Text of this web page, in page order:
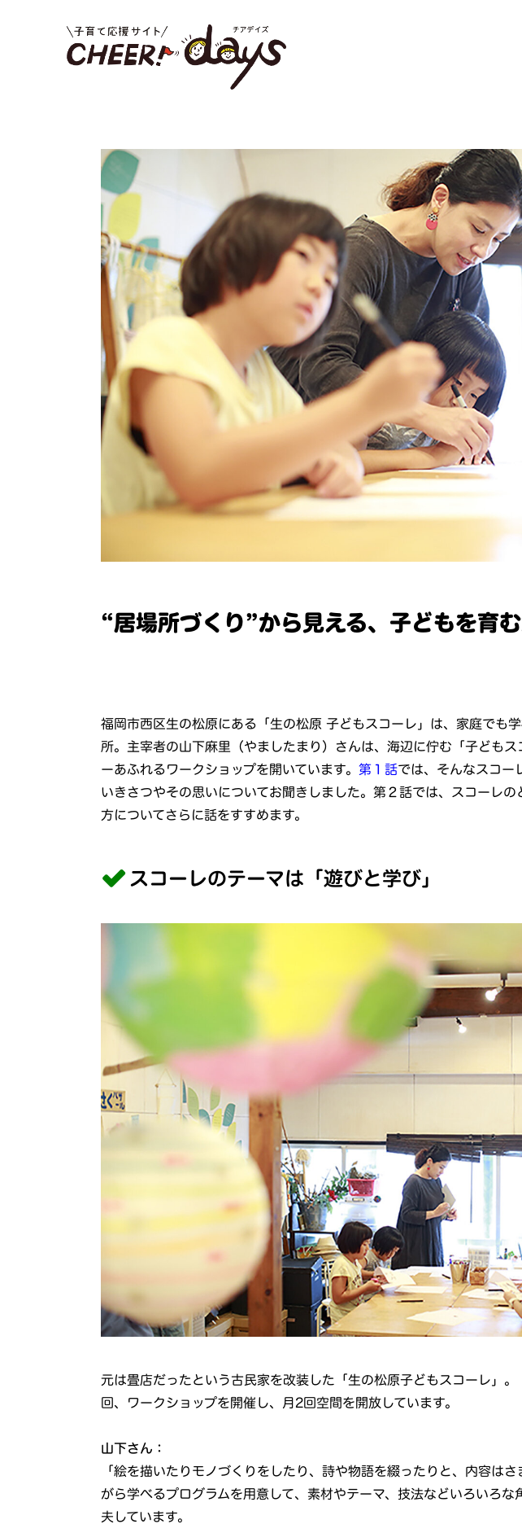
“居場所づくり”から見える、子どもを育
福岡市西区生の松原にある「生の松原 子どもスコーレ」は、家庭でも
所。主宰者の山下麻里（やましたまり）さんは、海辺に佇む「子どもス
ーあふれるワークショップを開いています。第１話では、そんなスコー
いきさつやその思いについてお聞きしました。第２話では、スコーレ
方についてさらに話をすすめます。
スコーレのテーマは「遊びと学び」
元は畳店だったという古民家を改装した「生の松原子どもスコーレ」
回、ワークショップを開催し、月2回空間を開放しています。
山下さん：
「絵を描いたりモノづくりをしたり、詩や物語を綴ったりと、内容は
がら学べるプログラムを用意して、素材やテーマ、技法などいろいろな
夫しています。